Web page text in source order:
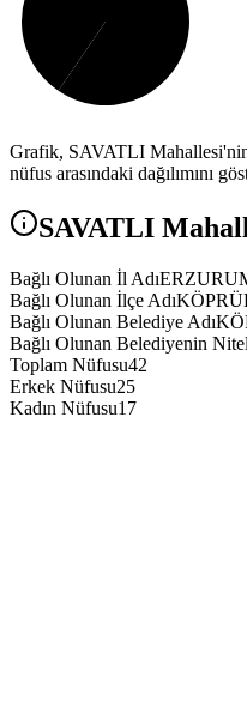
Grafik, SAVATLI
nüfus arasındaki dağılımını
SAVATLI
Bağlı Olunan İl Adı
Bağlı Olunan İlçe Adı
Bağlı Olunan Belediye Adı
Bağlı Olunan Belediyenin
Toplam Nüfusu42
Erkek Nüfusu25
Kadın Nüfusu17